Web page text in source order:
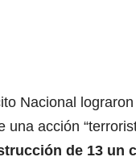
Nacional lograron
una acción
de 13 un